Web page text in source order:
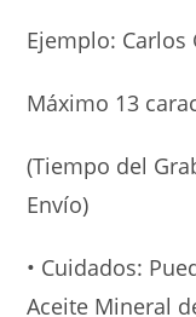
Ejemplo: Carlos
Máximo 13
(Tiempo del
Envío)
• Cuidados:
Aceite Mineral